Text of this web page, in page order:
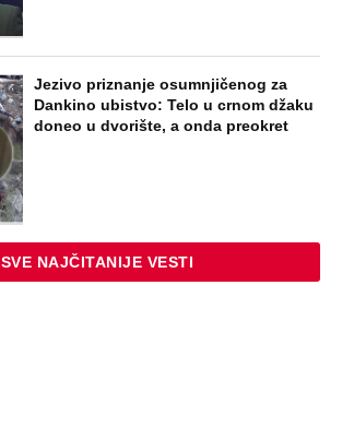
Jezivo priznanje osumnjičenog za
Dankino ubistvo: Telo u crnom džaku
doneo u dvorište, a onda preokret
SVE NAJČITANIJE VESTI